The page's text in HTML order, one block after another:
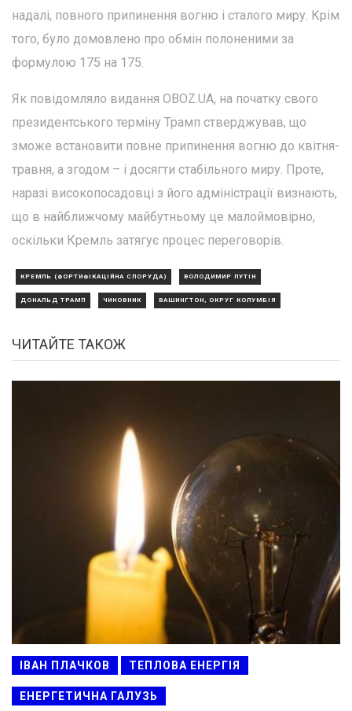
надалі, повного припинення вогню і сталого миру. Крім
того, було домовлено про обмін полоненими за
формулою 175 на 175.
Як повідомляло видання OBOZ.UA, на початку свого
президентського терміну Трамп стверджував, що
зможе встановити повне припинення вогню до квітня-
травня, а згодом – і досягти стабільного миру. Проте,
наразі високопосадовці з його адміністрації визнають,
що в найближчому майбутньому це малоймовірно,
оскільки Кремль затягує процес переговорів.
КРЕМЛЬ (ФОРТИФІКАЦІЙНА СПОРУДА) ВОЛОДИМИР ПУТІН
ДОНАЛЬД ТРАМП ЧИНОВНИК ВАШИНГТОН, ОКРУГ КОЛУМБІЯ
ЧИТАЙТЕ ТАКОЖ
ІВАН ПЛАЧКОВ ТЕПЛОВА ЕНЕРГІЯ
ЕНЕРГЕТИЧНА ГАЛУЗЬ